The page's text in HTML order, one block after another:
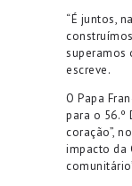
“É juntos,
superamos
escreve.
O Papa
para o 56.º
coração”,
impacto da